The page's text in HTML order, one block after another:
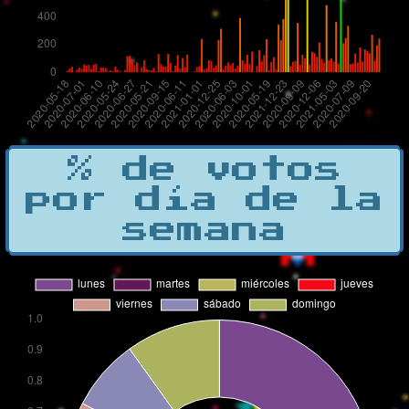
% de votos
por día de la
semana